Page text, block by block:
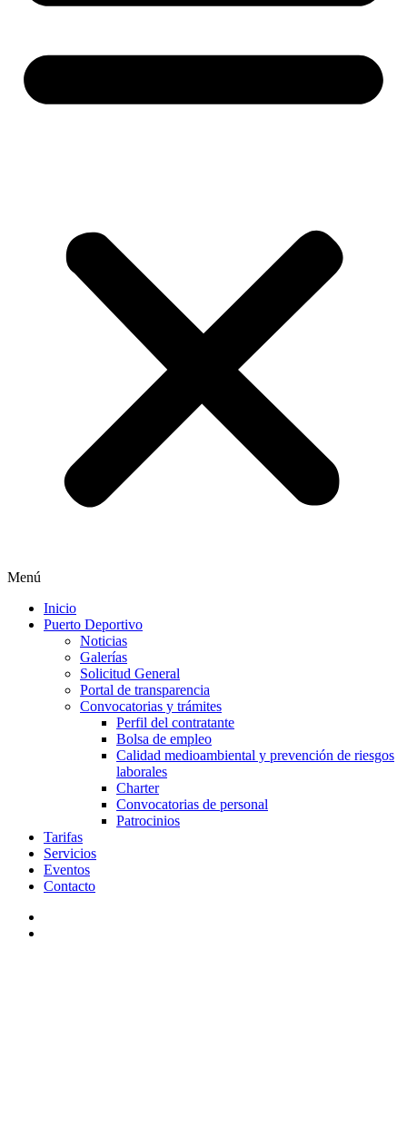
Menú
Inicio
Puerto Deportivo
Noticias
Galerías
Solicitud General
Portal de transparencia
Convocatorias y trámites
Perfil del contratante
Bolsa de empleo
Calidad medioambiental y prevención de riesgos
laborales
Charter
Convocatorias de personal
Patrocinios
Tarifas
Servicios
Eventos
Contacto